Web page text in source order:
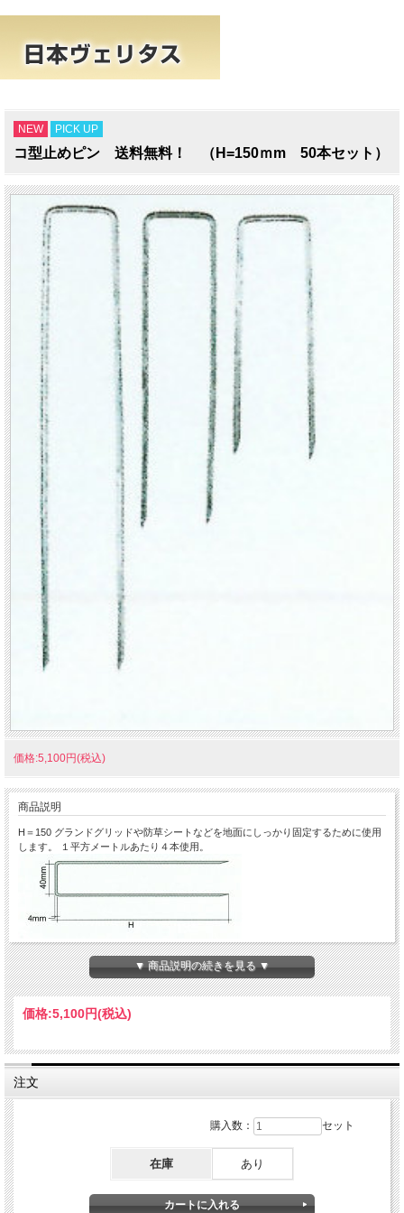
NEW PICK UP
コ型止めピン 送料無料！ （H=150ｍm 50本セット）
価格:5,100円(税込)
商品説明
H＝150 グランドグリッドや防草シートなどを地面にしっかり固定するために使用
します。 １平方メートルあたり４本使用。
▼ 商品説明の続きを見る ▼
価格:5,100円(税込)
注文
購入数： セット
在庫 あり